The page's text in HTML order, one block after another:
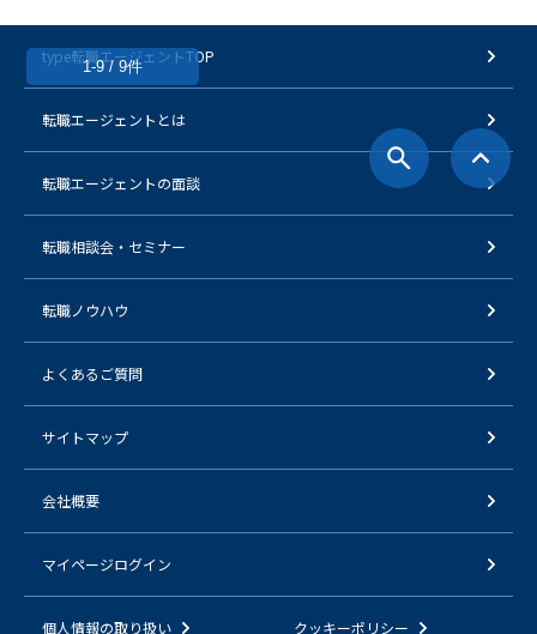
1-9 / 9件
type転職エージェントTOP
転職エージェントとは
転職エージェントの面談
転職相談会・セミナー
転職ノウハウ
よくあるご質問
サイトマップ
会社概要
マイページログイン
個人情報の取り扱い クッキーポリシー